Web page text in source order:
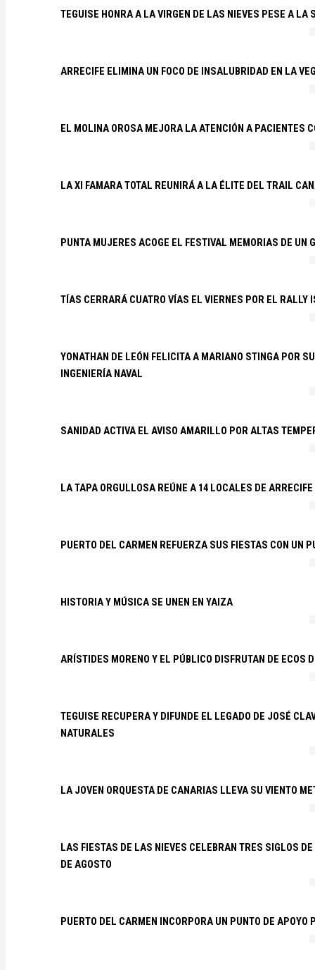
TEGUISE HONRA A LA VIRGEN DE LAS NIEVES PESE A LA
ARRECIFE ELIMINA UN FOCO DE INSALUBRIDAD EN LA
EL MOLINA OROSA MEJORA LA ATENCIÓN A PACIENTES
LA XI FAMARA TOTAL REUNIRÁ A LA ÉLITE DEL TRAIL
PUNTA MUJERES ACOGE EL FESTIVAL MEMORIAS DE UN
TÍAS CERRARÁ CUATRO VÍAS EL VIERNES POR EL RALLY
YONATHAN DE LEÓN FELICITA A MARIANO STINGA POR
INGENIERÍA NAVAL
SANIDAD ACTIVA EL AVISO AMARILLO POR ALTAS
LA TAPA ORGULLOSA REÚNE A 14 LOCALES DE ARRECIFE
PUERTO DEL CARMEN REFUERZA SUS FIESTAS CON UN
HISTORIA Y MÚSICA SE UNEN EN YAIZA
ARÍSTIDES MORENO Y EL PÚBLICO DISFRUTAN DE ECOS
TEGUISE RECUPERA Y DIFUNDE EL LEGADO DE JOSÉ
NATURALES
LA JOVEN ORQUESTA DE CANARIAS LLEVA SU VIENTO
LAS FIESTAS DE LAS NIEVES CELEBRAN TRES SIGLOS
DE AGOSTO
PUERTO DEL CARMEN INCORPORA UN PUNTO DE